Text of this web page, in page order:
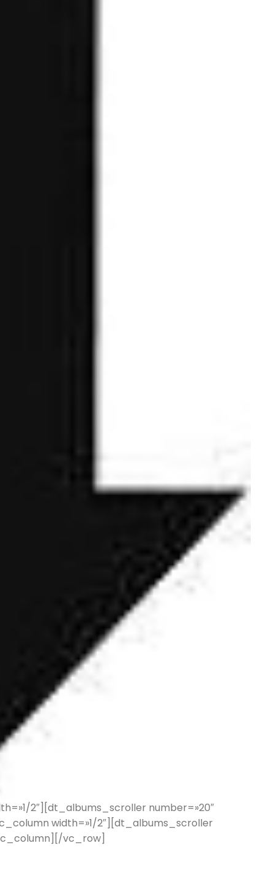
2″][dt_albums_scroller number=»20″
width=»1/2″][dt_albums_scroller
vc_row]